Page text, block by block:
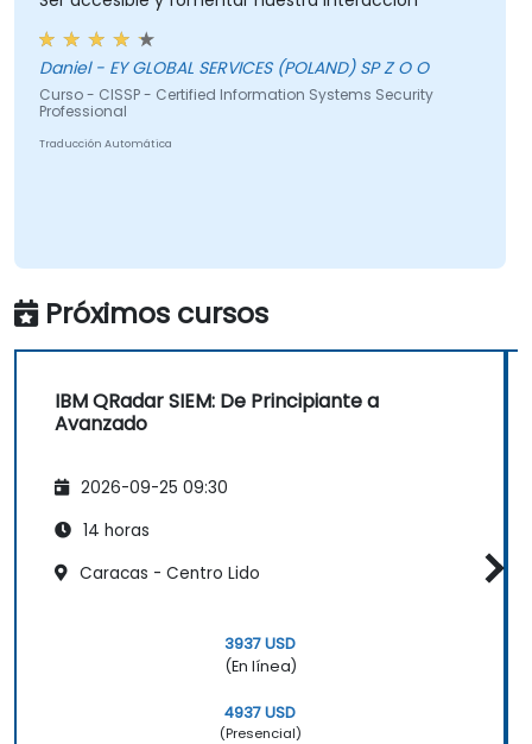
Daniel - EY GLOBAL SERVICES (POLAND) SP Z O O
Curso - CISSP - Certified Information Systems Security
Professional
Traducción Automática
Próximos cursos
IBM QRadar SIEM: De Principiante a
Avanzado
2026-09-25 09:30
14 horas
Caracas - Centro Lido
3937 USD
(En línea)
4937 USD
(Presencial)